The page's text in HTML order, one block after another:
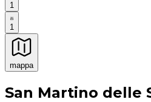
1
1
mappa
Esperienze culinarie
San Martino delle